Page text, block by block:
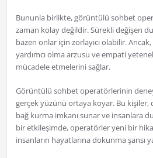
Bununla birlikte, görüntülü sohbet
zaman kolay değildir. Sürekli değişen
bazen onlar için zorlayıcı olabilir.
yardımcı olma arzusu ve empati
mücadele etmelerini sağlar.
Görüntülü sohbet operatörlerinin
gerçek yüzünü ortaya koyar. Bu kişiler,
bağ kurma imkanı sunar ve insanlara
bir etkileşimde, operatörler yeni bir
insanların hayatlarına dokunma şansı